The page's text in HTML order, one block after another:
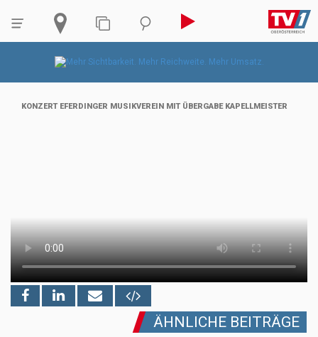
KONZERT EFERDINGER MUSIKVEREIN MIT ÜBERGABE KAPELLMEISTER
ÄHNLICHE BEITRÄGE